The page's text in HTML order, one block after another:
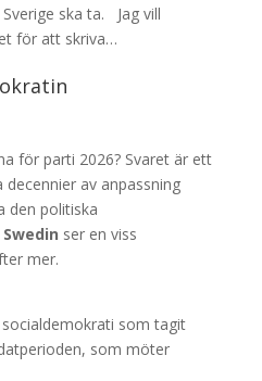
ska ta. Jag vill
för att skriva…
för parti 2026? Svaret är ett
av anpassning
den politiska
ser en viss
mer.
som tagit
som möter